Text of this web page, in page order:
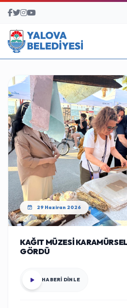
29 Haziran 2026
KAĞIT MÜZESİ
GÖRDÜ
HABERİ DİNLE